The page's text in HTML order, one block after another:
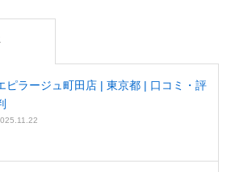
ピラージュ町田店 | 東京都 | 口コミ・評